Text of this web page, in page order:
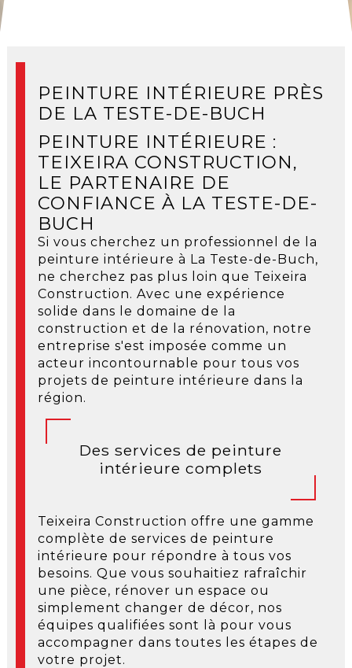
PEINTURE INTÉRIEURE PRÈS
DE LA TESTE-DE-BUCH
PEINTURE INTÉRIEURE :
TEIXEIRA CONSTRUCTION,
LE PARTENAIRE DE
CONFIANCE À LA TESTE-DE-
BUCH
Si vous cherchez un professionnel de la
peinture intérieure à La Teste-de-Buch,
ne cherchez pas plus loin que Teixeira
Construction. Avec une expérience
solide dans le domaine de la
construction et de la rénovation, notre
entreprise s'est imposée comme un
acteur incontournable pour tous vos
projets de peinture intérieure dans la
région.
Des services de peinture
intérieure complets
Teixeira Construction offre une gamme
complète de services de peinture
intérieure pour répondre à tous vos
besoins. Que vous souhaitiez rafraîchir
une pièce, rénover un espace ou
simplement changer de décor, nos
équipes qualifiées sont là pour vous
accompagner dans toutes les étapes de
votre projet.